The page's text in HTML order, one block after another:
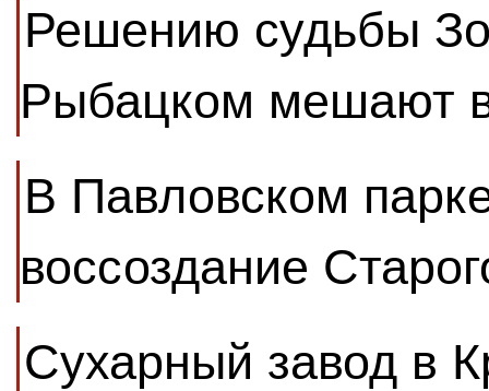
Решению судьбы
Рыбацком мешают
В Павловском
воссоздание
Сухарный завод в